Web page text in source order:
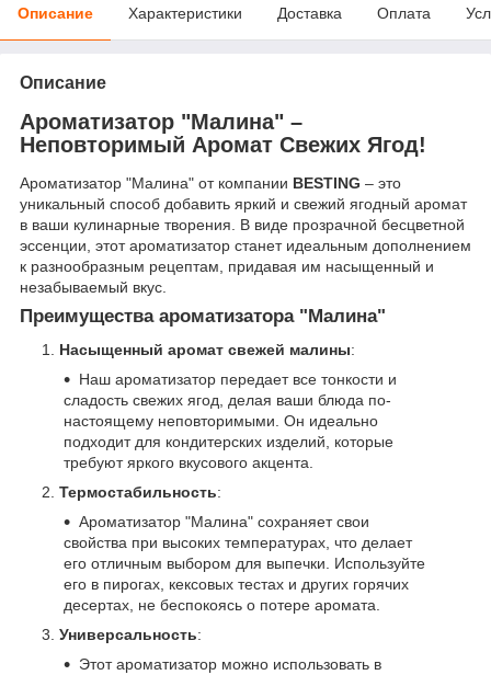
Описание Характеристики Доставка Оплата
Описание
Ароматизатор "Малина" –
Неповторимый Аромат Свежих Ягод!
Ароматизатор "Малина" от компании BESTING – это
уникальный способ добавить яркий и свежий ягодный аромат
в ваши кулинарные творения. В виде прозрачной бесцветной
эссенции, этот ароматизатор станет идеальным дополнением
к разнообразным рецептам, придавая им насыщенный и
незабываемый вкус.
Преимущества ароматизатора "Малина"
Насыщенный аромат свежей малины:
Наш ароматизатор передает все тонкости и
сладость свежих ягод, делая ваши блюда по-
настоящему неповторимыми. Он идеально
подходит для кондитерских изделий, которые
требуют яркого вкусового акцента.
Термостабильность:
Ароматизатор "Малина" сохраняет свои
свойства при высоких температурах, что делает
его отличным выбором для выпечки. Используйте
его в пирогах, кексовых тестах и других горячих
десертах, не беспокоясь о потере аромата.
Универсальность:
Этот ароматизатор можно использовать в